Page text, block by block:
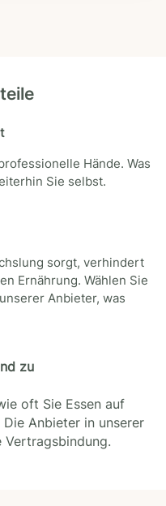
Hände. Was
Sie selbst.
sorgt, verhindert
Ernährung. Wählen Sie
Anbieter, was
zu
oft Sie Essen auf
Anbieter in unserer
Vertragsbindung.